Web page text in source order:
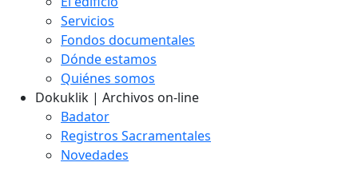
Servicios
Fondos documentales
Dónde estamos
Quiénes somos
Dokuklik | Archivos on-line
Badator
Registros Sacramentales
Novedades